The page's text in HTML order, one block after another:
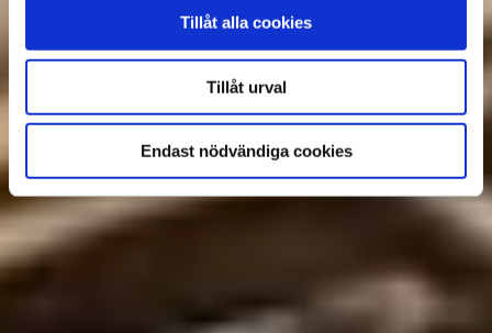
Tillåt alla cookies
Tillåt urval
Endast nödvändiga cookies